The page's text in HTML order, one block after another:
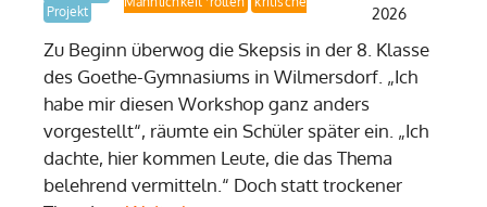
Projekt 2026
Zu Beginn überwog die Skepsis in der 8. Klasse
des Goethe-Gymnasiums in Wilmersdorf. „Ich
habe mir diesen Workshop ganz anders
vorgestellt“, räumte ein Schüler später ein. „Ich
dachte, hier kommen Leute, die das Thema
belehrend vermitteln.“ Doch statt trockener